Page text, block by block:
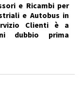
e Ricambi per
e Autobus in
Clienti è a
dubbio prima